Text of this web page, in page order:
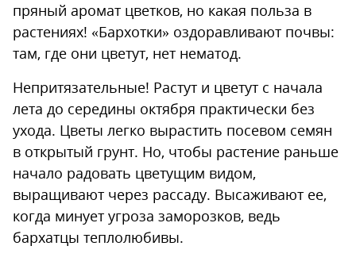
пряный аромат цветков, но какая польза в
растениях! «Бархотки» оздоравливают почвы:
там, где они цветут, нет нематод.
Непритязательные! Растут и цветут с начала
лета до середины октября практически без
ухода. Цветы легко вырастить посевом семян
в открытый грунт. Но, чтобы растение раньше
начало радовать цветущим видом,
выращивают через рассаду. Высаживают ее,
когда минует угроза заморозков, ведь
бархатцы теплолюбивы.